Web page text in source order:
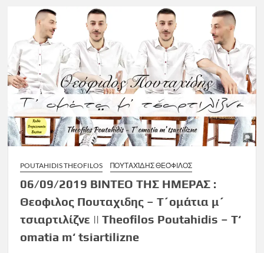
POUTAHIDIS THEOFILOS ΠΟΥΤΑΧΊΔΗΣ ΘΕΌΦΙΛΟΣ
06/09/2019 ΒΙΝΤΕΟ ΤΗΣ ΗΜΕΡΑΣ :
Θεοφιλος Πουταχιδης – Τ´ομάτια μ´
τσιαρτιλίζνε || Theofilos Poutahidis – T‘
omatia m‘ tsiartilizne